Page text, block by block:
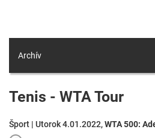
Archív
Tenis - WTA Tour
Šport | Utorok 4.01.2022,WTA 500: